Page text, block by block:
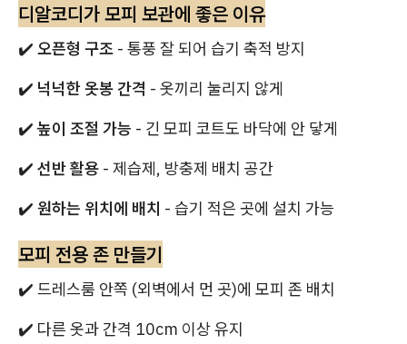
디알코디가 모피 보관에 좋은 이유
✔️ 오픈형 구조 - 통풍 잘 되어 습기 축적 방지
✔️ 넉넉한 옷봉 간격 - 옷끼리 눌리지 않게
✔️높이 조절 가능 - 긴 모피 코트도 바닥에 안 닿게
✔️ 선반 활용 - 제습제, 방충제 배치 공간
✔️ 원하는 위치에 배치 - 습기 적은 곳에 설치 가능
모피 전용 존 만들기
✔️ 드레스룸 안쪽 (외벽에서 먼 곳)에 모피 존 배치
✔️ 다른 옷과 간격 10cm 이상 유지